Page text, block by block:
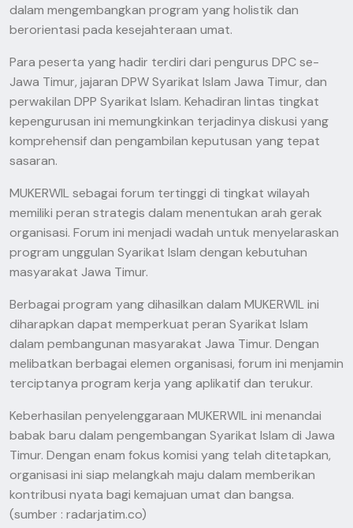
dalam mengembangkan program yang holistik dan
berorientasi pada kesejahteraan umat.
Para peserta yang hadir terdiri dari pengurus DPC se-
Jawa Timur, jajaran DPW Syarikat Islam Jawa Timur, dan
perwakilan DPP Syarikat Islam. Kehadiran lintas tingkat
kepengurusan ini memungkinkan terjadinya diskusi yang
komprehensif dan pengambilan keputusan yang tepat
sasaran.
MUKERWIL sebagai forum tertinggi di tingkat wilayah
memiliki peran strategis dalam menentukan arah gerak
organisasi. Forum ini menjadi wadah untuk menyelaraskan
program unggulan Syarikat Islam dengan kebutuhan
masyarakat Jawa Timur.
Berbagai program yang dihasilkan dalam MUKERWIL ini
diharapkan dapat memperkuat peran Syarikat Islam
dalam pembangunan masyarakat Jawa Timur. Dengan
melibatkan berbagai elemen organisasi, forum ini menjamin
terciptanya program kerja yang aplikatif dan terukur.
Keberhasilan penyelenggaraan MUKERWIL ini menandai
babak baru dalam pengembangan Syarikat Islam di Jawa
Timur. Dengan enam fokus komisi yang telah ditetapkan,
organisasi ini siap melangkah maju dalam memberikan
kontribusi nyata bagi kemajuan umat dan bangsa.
(sumber : radarjatim.co)